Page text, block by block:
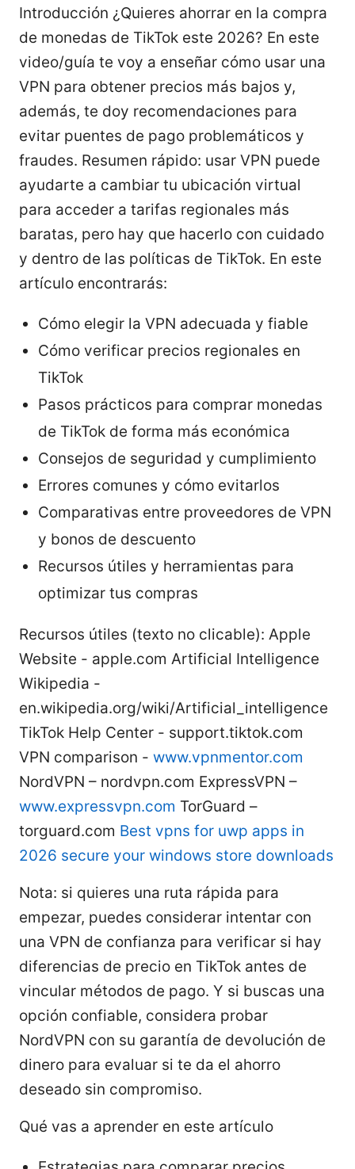
Introducción ¿Quieres ahorrar en la compra
de monedas de TikTok este 2026? En este
video/guía te voy a enseñar cómo usar una
VPN para obtener precios más bajos y,
además, te doy recomendaciones para
evitar puentes de pago problemáticos y
fraudes. Resumen rápido: usar VPN puede
ayudarte a cambiar tu ubicación virtual
para acceder a tarifas regionales más
baratas, pero hay que hacerlo con cuidado
y dentro de las políticas de TikTok. En este
artículo encontrarás:
Cómo elegir la VPN adecuada y fiable
Cómo verificar precios regionales en
TikTok
Pasos prácticos para comprar monedas
de TikTok de forma más económica
Consejos de seguridad y cumplimiento
Errores comunes y cómo evitarlos
Comparativas entre proveedores de VPN
y bonos de descuento
Recursos útiles y herramientas para
optimizar tus compras
Recursos útiles (texto no clicable): Apple
Website - apple.com Artificial Intelligence
Wikipedia -
en.wikipedia.org/wiki/Artificial_intelligence
TikTok Help Center - support.tiktok.com
VPN comparison - www.vpnmentor.com
NordVPN – nordvpn.com ExpressVPN –
www.expressvpn.com TorGuard –
torguard.com Best vpns for uwp apps in
2026 secure your windows store downloads
Nota: si quieres una ruta rápida para
empezar, puedes considerar intentar con
una VPN de confianza para verificar si hay
diferencias de precio en TikTok antes de
vincular métodos de pago. Y si buscas una
opción confiable, considera probar
NordVPN con su garantía de devolución de
dinero para evaluar si te da el ahorro
deseado sin compromiso.
Qué vas a aprender en este artículo